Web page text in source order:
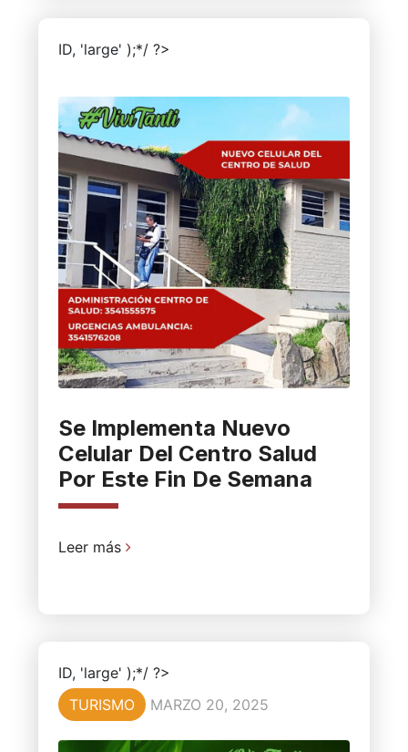
ID, 'large' );*/ ?>
Se Implementa Nuevo
Celular Del Centro Salud
Por Este Fin De Semana
Leer más
ID, 'large' );*/ ?>
TURISMO
MARZO 20, 2025